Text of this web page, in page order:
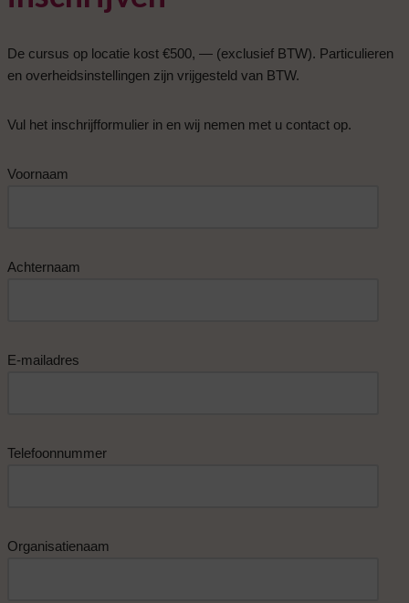
De cursus op locatie kost €500, — (exclusief BTW). Particulieren
en overheidsinstellingen zijn vrijgesteld van BTW.
Vul het inschrijfformulier in en wij nemen met u contact op.
Voornaam
Achternaam
E-mailadres
Telefoonnummer
Organisatienaam